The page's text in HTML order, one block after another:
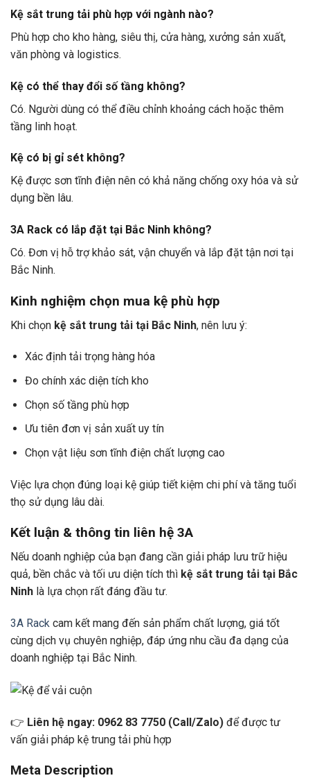
Kệ sắt trung tải phù hợp với ngành nào?
Phù hợp cho kho hàng, siêu thị, cửa hàng, xưởng sản xuất,
văn phòng và logistics.
Kệ có thể thay đổi số tầng không?
Có. Người dùng có thể điều chỉnh khoảng cách hoặc thêm
tầng linh hoạt.
Kệ có bị gỉ sét không?
Kệ được sơn tĩnh điện nên có khả năng chống oxy hóa và sử
dụng bền lâu.
3A Rack có lắp đặt tại Bắc Ninh không?
Có. Đơn vị hỗ trợ khảo sát, vận chuyển và lắp đặt tận nơi tại
Bắc Ninh.
Kinh nghiệm chọn mua kệ phù hợp
Khi chọn kệ sắt trung tải tại Bắc Ninh, nên lưu ý:
Xác định tải trọng hàng hóa
Đo chính xác diện tích kho
Chọn số tầng phù hợp
Ưu tiên đơn vị sản xuất uy tín
Chọn vật liệu sơn tĩnh điện chất lượng cao
Việc lựa chọn đúng loại kệ giúp tiết kiệm chi phí và tăng tuổi
thọ sử dụng lâu dài.
Kết luận & thông tin liên hệ 3A
Nếu doanh nghiệp của bạn đang cần giải pháp lưu trữ hiệu
quả, bền chắc và tối ưu diện tích thì kệ sắt trung tải tại Bắc
Ninh là lựa chọn rất đáng đầu tư.
3A Rack cam kết mang đến sản phẩm chất lượng, giá tốt
cùng dịch vụ chuyên nghiệp, đáp ứng nhu cầu đa dạng của
doanh nghiệp tại Bắc Ninh.
👉 Liên hệ ngay: 0962 83 7750 (Call/Zalo) để được tư
vấn giải pháp kệ trung tải phù hợp
Meta Description